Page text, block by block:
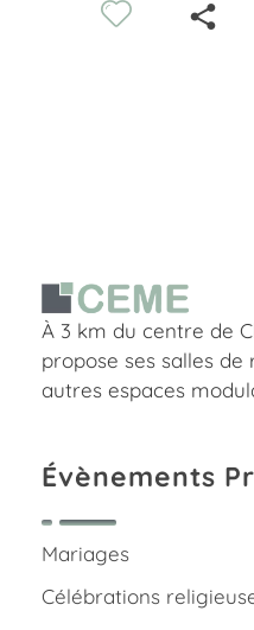
Charleroi Espace Meeting Européen
Centre de conférence à Charleroi, Belgique
À 3 km du centre de
propose ses salles
autres espaces
Évènements
Mariages
Célébrations